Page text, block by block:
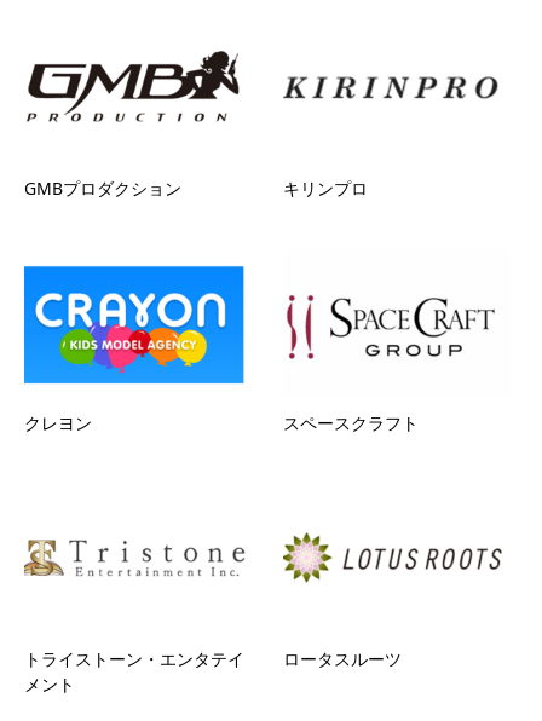
GMBプロダクション キリンプロ
クレヨン スペースクラフト
トライストーン・エンタテイ
メント
ロータスルーツ